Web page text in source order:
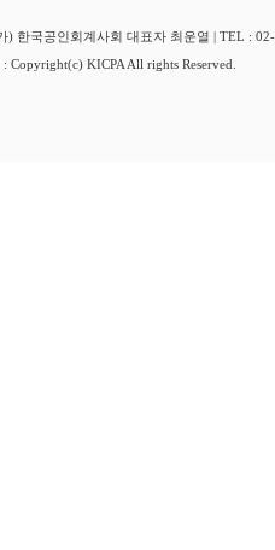
한국공인회계사회 대표자 최운열 | TEL :
KICPA All rights Reserved.